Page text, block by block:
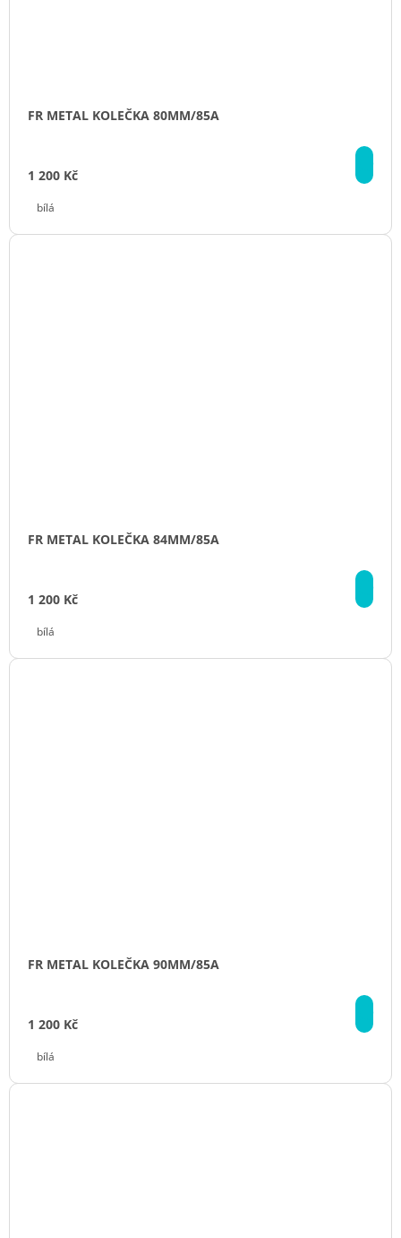
FR METAL KOLEČKA 80MM/85A
1 200 Kč
bílá
FR METAL KOLEČKA 84MM/85A
1 200 Kč
bílá
FR METAL KOLEČKA 90MM/85A
1 200 Kč
bílá